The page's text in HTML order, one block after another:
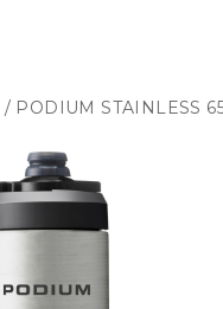
/ PODIUM STAINLESS